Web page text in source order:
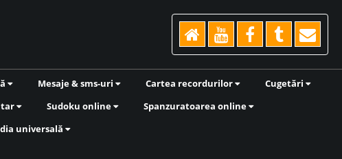
Mesaje & sms-uri Cartea recordurilor
Cugetări
Sudoku online
Spanzuratoarea online
universală